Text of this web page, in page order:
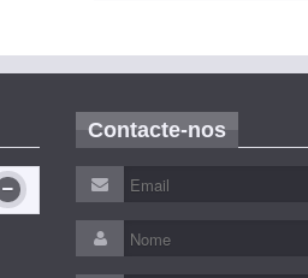
Contacte-nos